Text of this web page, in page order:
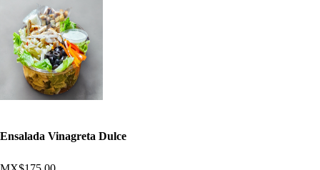
Ensalada Vinagreta Dulce